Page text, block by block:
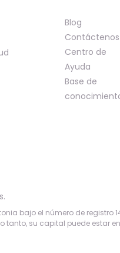
Blog
Contáctenos
Centro de
Ayuda
Base de
.
bajo el número de registro
su capital puede estar